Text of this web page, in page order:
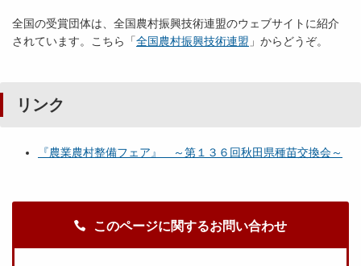
全国の受賞団体は、全国農村振興技術連盟のウェブサイトに紹介
されています。こちら「全国農村振興技術連盟 」からどうぞ。
リンク
『農業農村整備フェア』 ～第１３６回秋田県種苗交換会～
このページに関するお問い合わせ